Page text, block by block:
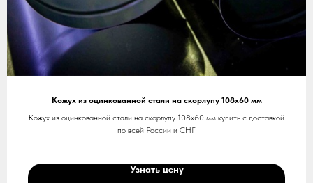
Кожух из оцинкованной стали на скорлупу 108х60 мм
Кожух из оцинкованной стали на скорлупу 108х60 мм купить с доставкой
по всей России и СНГ
Узнать цену